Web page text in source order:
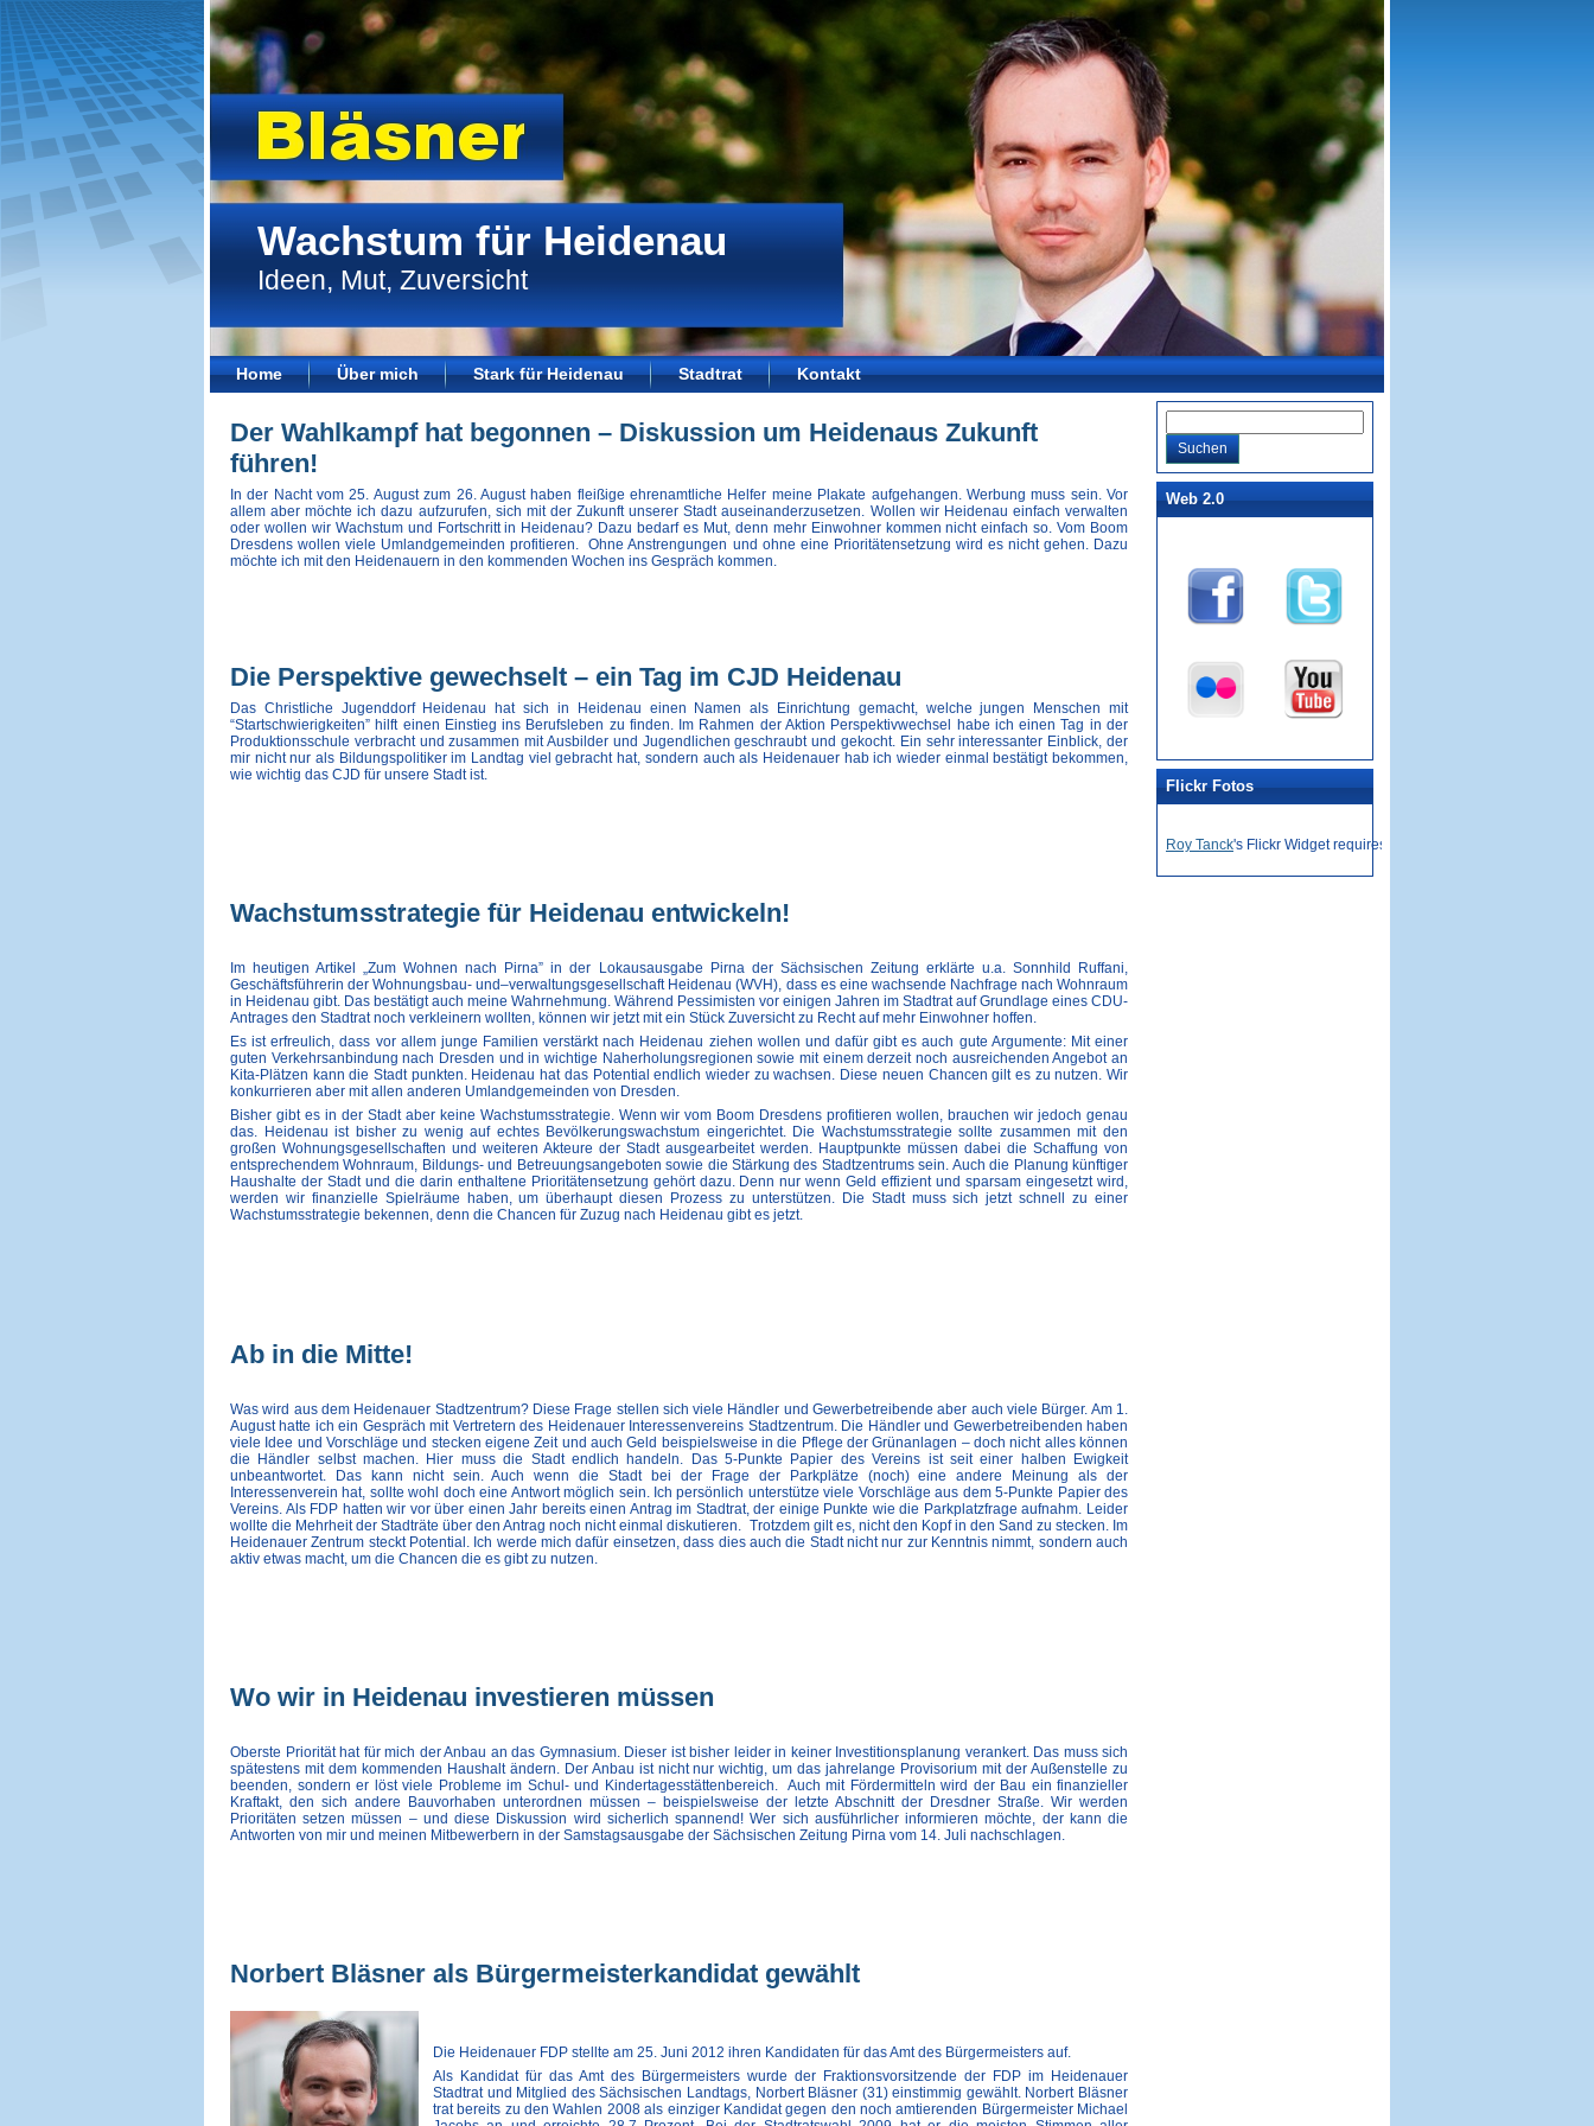
Wachstum für Heidenau
Ideen, Mut, Zuversicht
Home Über mich Stark für Heidenau Stadtrat Kontakt
Der Wahlkampf hat begonnen – Diskussion um Heidenaus Zukunft
führen!
In der Nacht vom 25. August zum 26. August haben fleißige ehrenamtliche Helfer meine Plakate aufgehangen. Werbung muss sein. Vor
allem aber möchte ich dazu aufzurufen, sich mit der Zukunft unserer Stadt auseinanderzusetzen. Wollen wir Heidenau einfach verwalten
oder wollen wir Wachstum und Fortschritt in Heidenau? Dazu bedarf es Mut, denn mehr Einwohner kommen nicht einfach so. Vom Boom
Dresdens wollen viele Umlandgemeinden profitieren. Ohne Anstrengungen und ohne eine Prioritätensetzung wird es nicht gehen. Dazu
möchte ich mit den Heidenauern in den kommenden Wochen ins Gespräch kommen.
Die Perspektive gewechselt – ein Tag im CJD Heidenau
Das Christliche Jugenddorf Heidenau hat sich in Heidenau einen Namen als Einrichtung gemacht, welche jungen Menschen mit
“Startschwierigkeiten” hilft einen Einstieg ins Berufsleben zu finden. Im Rahmen der Aktion Perspektivwechsel habe ich einen Tag in der
Produktionsschule verbracht und zusammen mit Ausbilder und Jugendlichen geschraubt und gekocht. Ein sehr interessanter Einblick, der
mir nicht nur als Bildungspolitiker im Landtag viel gebracht hat, sondern auch als Heidenauer hab ich wieder einmal bestätigt bekommen,
wie wichtig das CJD für unsere Stadt ist.
Wachstumsstrategie für Heidenau entwickeln!
Im heutigen Artikel „Zum Wohnen nach Pirna” in der Lokausausgabe Pirna der Sächsischen Zeitung erklärte u.a. Sonnhild Ruffani,
Geschäftsführerin der Wohnungsbau- und–verwaltungsgesellschaft Heidenau (WVH), dass es eine wachsende Nachfrage nach Wohnraum
in Heidenau gibt. Das bestätigt auch meine Wahrnehmung. Während Pessimisten vor einigen Jahren im Stadtrat auf Grundlage eines CDU-
Antrages den Stadtrat noch verkleinern wollten, können wir jetzt mit ein Stück Zuversicht zu Recht auf mehr Einwohner hoffen.
Es ist erfreulich, dass vor allem junge Familien verstärkt nach Heidenau ziehen wollen und dafür gibt es auch gute Argumente: Mit einer
guten Verkehrsanbindung nach Dresden und in wichtige Naherholungsregionen sowie mit einem derzeit noch ausreichenden Angebot an
Kita-Plätzen kann die Stadt punkten. Heidenau hat das Potential endlich wieder zu wachsen. Diese neuen Chancen gilt es zu nutzen. Wir
konkurrieren aber mit allen anderen Umlandgemeinden von Dresden.
Bisher gibt es in der Stadt aber keine Wachstumsstrategie. Wenn wir vom Boom Dresdens profitieren wollen, brauchen wir jedoch genau
das. Heidenau ist bisher zu wenig auf echtes Bevölkerungswachstum eingerichtet. Die Wachstumsstrategie sollte zusammen mit den
großen Wohnungsgesellschaften und weiteren Akteure der Stadt ausgearbeitet werden. Hauptpunkte müssen dabei die Schaffung von
entsprechendem Wohnraum, Bildungs- und Betreuungsangeboten sowie die Stärkung des Stadtzentrums sein. Auch die Planung künftiger
Haushalte der Stadt und die darin enthaltene Prioritätensetzung gehört dazu. Denn nur wenn Geld effizient und sparsam eingesetzt wird,
werden wir finanzielle Spielräume haben, um überhaupt diesen Prozess zu unterstützen. Die Stadt muss sich jetzt schnell zu einer
Wachstumsstrategie bekennen, denn die Chancen für Zuzug nach Heidenau gibt es jetzt.
Ab in die Mitte!
Was wird aus dem Heidenauer Stadtzentrum? Diese Frage stellen sich viele Händler und Gewerbetreibende aber auch viele Bürger. Am 1.
August hatte ich ein Gespräch mit Vertretern des Heidenauer Interessenvereins Stadtzentrum. Die Händler und Gewerbetreibenden haben
viele Idee und Vorschläge und stecken eigene Zeit und auch Geld beispielsweise in die Pflege der Grünanlagen – doch nicht alles können
die Händler selbst machen. Hier muss die Stadt endlich handeln. Das 5-Punkte Papier des Vereins ist seit einer halben Ewigkeit
unbeantwortet. Das kann nicht sein. Auch wenn die Stadt bei der Frage der Parkplätze (noch) eine andere Meinung als der
Interessenverein hat, sollte wohl doch eine Antwort möglich sein. Ich persönlich unterstütze viele Vorschläge aus dem 5-Punkte Papier des
Vereins. Als FDP hatten wir vor über einen Jahr bereits einen Antrag im Stadtrat, der einige Punkte wie die Parkplatzfrage aufnahm. Leider
wollte die Mehrheit der Stadträte über den Antrag noch nicht einmal diskutieren. Trotzdem gilt es, nicht den Kopf in den Sand zu stecken. Im
Heidenauer Zentrum steckt Potential. Ich werde mich dafür einsetzen, dass dies auch die Stadt nicht nur zur Kenntnis nimmt, sondern auch
aktiv etwas macht, um die Chancen die es gibt zu nutzen.
Wo wir in Heidenau investieren müssen
Oberste Priorität hat für mich der Anbau an das Gymnasium. Dieser ist bisher leider in keiner Investitionsplanung verankert. Das muss sich
spätestens mit dem kommenden Haushalt ändern. Der Anbau ist nicht nur wichtig, um das jahrelange Provisorium mit der Außenstelle zu
beenden, sondern er löst viele Probleme im Schul- und Kindertagesstättenbereich. Auch mit Fördermitteln wird der Bau ein finanzieller
Kraftakt, den sich andere Bauvorhaben unterordnen müssen – beispielsweise der letzte Abschnitt der Dresdner Straße. Wir werden
Prioritäten setzen müssen – und diese Diskussion wird sicherlich spannend! Wer sich ausführlicher informieren möchte, der kann die
Antworten von mir und meinen Mitbewerbern in der Samstagsausgabe der Sächsischen Zeitung Pirna vom 14. Juli nachschlagen.
Norbert Bläsner als Bürgermeisterkandidat gewählt
Die Heidenauer FDP stellte am 25. Juni 2012 ihren Kandidaten für das Amt des Bürgermeisters auf.
Als Kandidat für das Amt des Bürgermeisters wurde der Fraktionsvorsitzende der FDP im Heidenauer
Stadtrat und Mitglied des Sächsischen Landtags, Norbert Bläsner (31) einstimmig gewählt. Norbert Bläsner
trat bereits zu den Wahlen 2008 als einziger Kandidat gegen den noch amtierenden Bürgermeister Michael
Web 2.0
Flickr Fotos
Roy Tanck's Flickr Widget requires Flash Player 9 or better.